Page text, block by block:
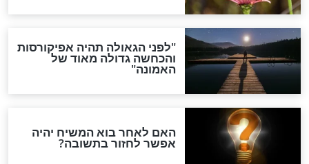
הותר לפרסום: לוחמי מילואים
נהרגו בדרום לבנון